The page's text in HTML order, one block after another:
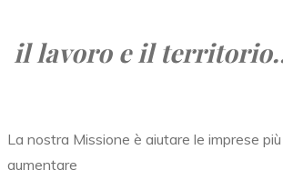
il lavoro eil
La nostra Missione è aiutare le imprese
aumentare